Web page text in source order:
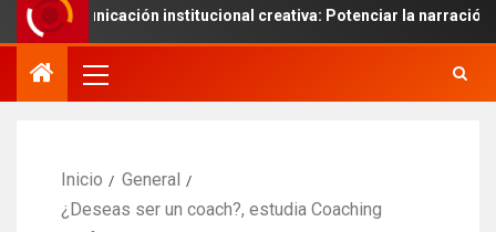
institucional creativa: Potenciar la narración de
Inicio
General
¿Deseas ser un coach?, estudia Coaching